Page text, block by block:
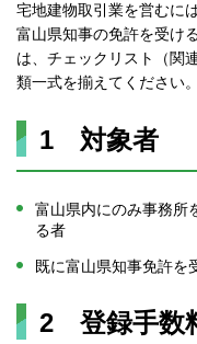
宅地建物取引業を営むに
富山県知事の免許を受け
は、チェックリスト（関
類一式を揃えてください。
1 対象者
富山県内にのみ事務所
る者
既に富山県知事免許を
2 登録手数